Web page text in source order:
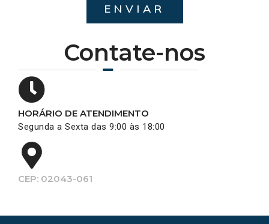
Contate-nos
HORÁRIO DE ATENDIMENTO
Segunda a Sexta das 9:00 às 18:00
CEP: 02043-061
ENVIAR